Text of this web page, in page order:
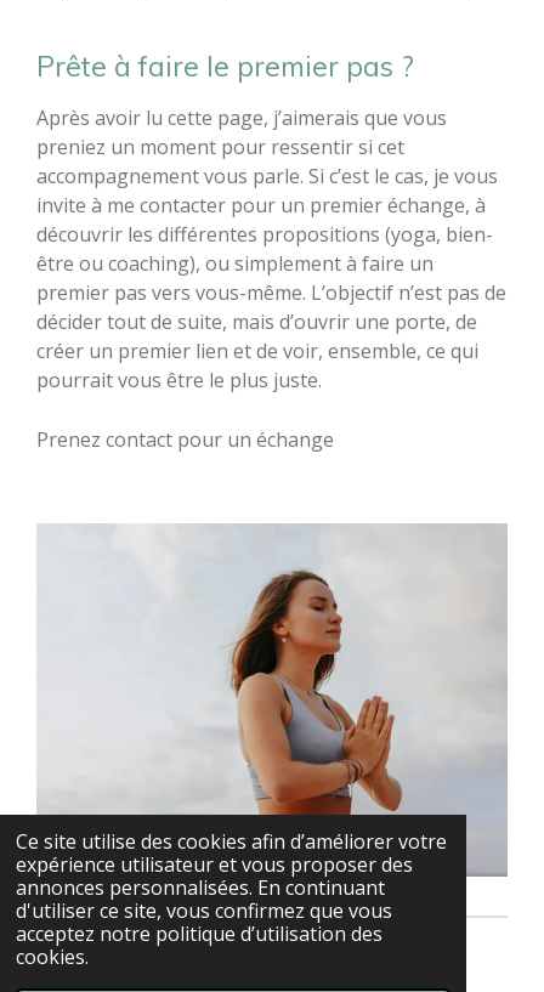
Ce site utilise des cookies afin d’améliorer votre
expérience utilisateur et vous proposer des
annonces personnalisées. En continuant
d'utiliser ce site, vous confirmez que vous
acceptez notre politique d’utilisation des
cookies.
Prête à faire le premier pas ?
Après avoir lu cette page, j’aimerais que vous
preniez un moment pour ressentir si cet
accompagnement vous parle. Si c’est le cas, je vous
invite à me contacter pour un premier échange, à
découvrir les différentes propositions (yoga, bien-
être ou coaching), ou simplement à faire un
premier pas vers vous-même. L’objectif n’est pas de
décider tout de suite, mais d’ouvrir une porte, de
créer un premier lien et de voir, ensemble, ce qui
pourrait vous être le plus juste.
Prenez contact pour un échange
© 2022 - 2026 Laetitia Mudita Yoga